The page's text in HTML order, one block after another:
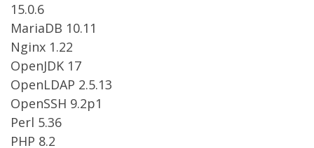
15.0.6
MariaDB 10.11
Nginx 1.22
OpenJDK 17
OpenLDAP 2.5.13
OpenSSH 9.2p1
Perl 5.36
PHP 8.2